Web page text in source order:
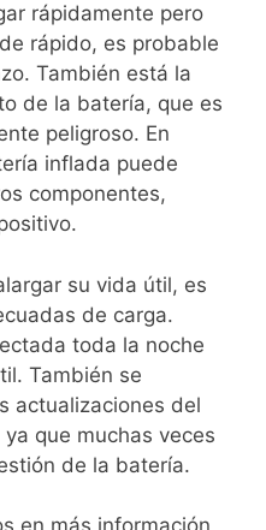
rápidamente pero
rápido, es probable
También está la
de la batería, que es
peligroso. En
inflada puede
componentes,
su vida útil, es
de carga.
toda la noche
También se
actualizaciones del
que muchas veces
de la batería.
en más información